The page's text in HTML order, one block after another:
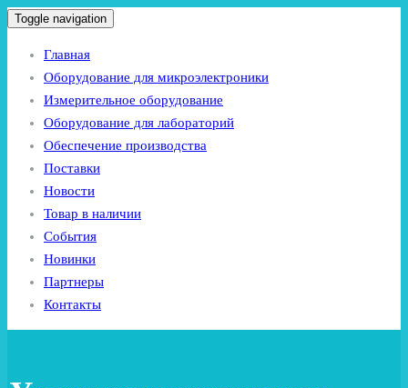
Toggle navigation
Главная
Оборудование для микроэлектроники
Измерительное оборудование
Оборудование для лабораторий
Обеспечение производства
Поставки
Новости
Товар в наличии
События
Новинки
Партнеры
Контакты